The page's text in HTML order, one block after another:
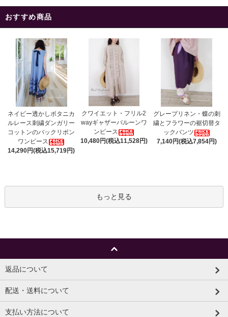
おすすめ商品
ネイビー透かしボタニカ
ルレース刺繍ダンガリー
コットンのバックリボン
ワンピース
14,290円(税込15,719円)
クワイエット・フリル2
wayギャザーバルーンワ
ンピース
10,480円(税込11,528円)
グレープリネン・蝶の刺
繍とフラワーの裾切替タ
ックパンツ
7,140円(税込7,854円)
もっと見る
返品について
配送・送料について
支払い方法について